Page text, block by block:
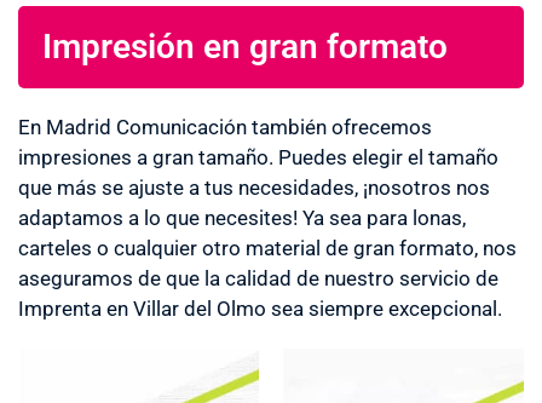
Impresión en gran formato
En Madrid Comunicación también ofrecemos
impresiones a gran tamaño. Puedes elegir el tamaño
que más se ajuste a tus necesidades, ¡nosotros nos
adaptamos a lo que necesites! Ya sea para lonas,
carteles o cualquier otro material de gran formato, nos
aseguramos de que la calidad de nuestro servicio de
Imprenta en Villar del Olmo sea siempre excepcional.